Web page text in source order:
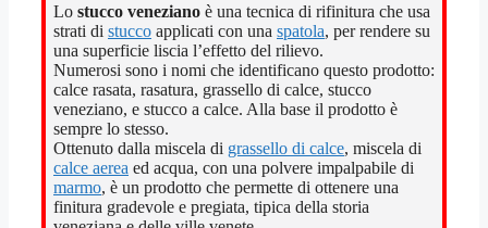
Lo stucco veneziano è una tecnica di rifinitura che usa
strati di stucco applicati con una spatola, per rendere su
una superficie liscia l’effetto del rilievo.
Numerosi sono i nomi che identificano questo prodotto:
calce rasata, rasatura, grassello di calce, stucco
veneziano, e stucco a calce. Alla base il prodotto è
sempre lo stesso.
Ottenuto dalla miscela di grassello di calce, miscela di
calce aerea ed acqua, con una polvere impalpabile di
marmo, è un prodotto che permette di ottenere una
finitura gradevole e pregiata, tipica della storia